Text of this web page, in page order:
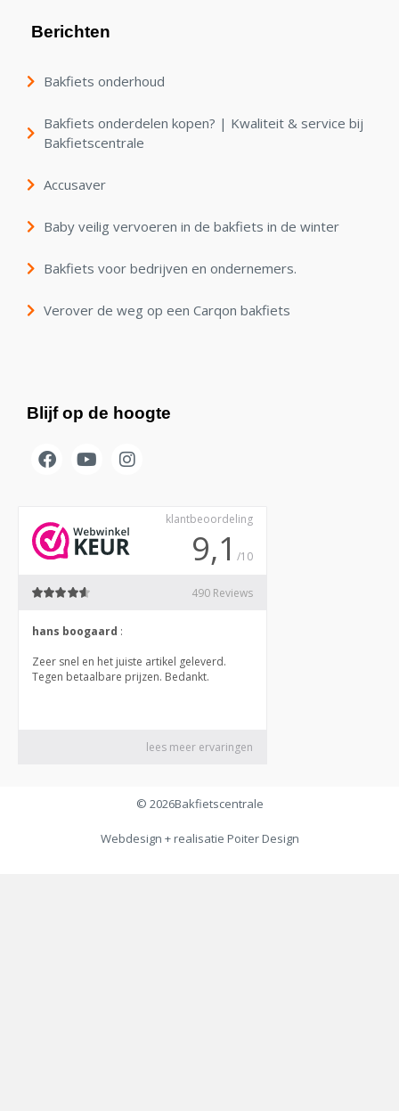
Berichten
Bakfiets onderhoud
Bakfiets onderdelen kopen? | Kwaliteit & service bij
Bakfietscentrale
Accusaver
Baby veilig vervoeren in de bakfiets in de winter
Bakfiets voor bedrijven en ondernemers.
Verover de weg op een Carqon bakfiets
Blijf op de hoogte
© 2026Bakfietscentrale
Webdesign + realisatie Poiter Design